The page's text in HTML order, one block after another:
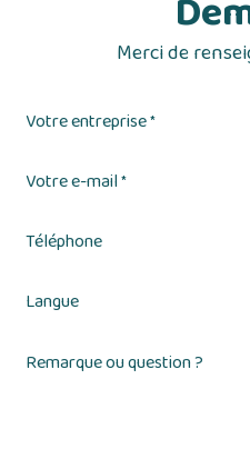
Merci de
Votre entreprise*
Votre e-mail*
Téléphone
Langue
Remarque ou question ?